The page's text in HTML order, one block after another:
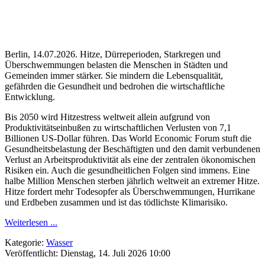
Berlin, 14.07.2026. Hitze, Dürreperioden, Starkregen und
Überschwemmungen belasten die Menschen in Städten und
Gemeinden immer stärker. Sie mindern die Lebensqualität,
gefährden die Gesundheit und bedrohen die wirtschaftliche
Entwicklung.
Bis 2050 wird Hitzestress weltweit allein aufgrund von
Produktivitätseinbußen zu wirtschaftlichen Verlusten von 7,1
Billionen US-Dollar führen. Das World Economic Forum stuft die
Gesundheitsbelastung der Beschäftigten und den damit verbundenen
Verlust an Arbeitsproduktivität als eine der zentralen ökonomischen
Risiken ein. Auch die gesundheitlichen Folgen sind immens. Eine
halbe Million Menschen sterben jährlich weltweit an extremer Hitze.
Hitze fordert mehr Todesopfer als Überschwemmungen, Hurrikane
und Erdbeben zusammen und ist das tödlichste Klimarisiko.
Weiterlesen ...
Kategorie: Wasser
Veröffentlicht: Dienstag, 14. Juli 2026 10:00